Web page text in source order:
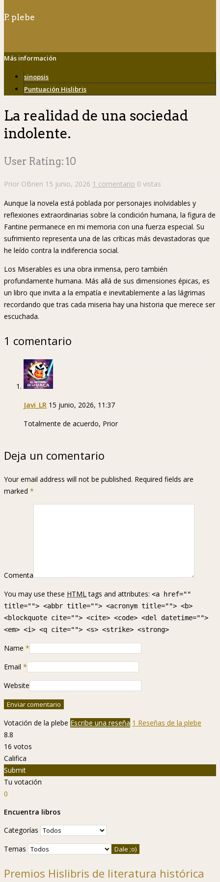
P. plebe
Más información
sinopsis
Puntuación Hislibris
La realidad de una sociedad
indolente.
User Rating: 10
Prior OBrien 15 junio, 2026 1 comentario 0 vistas
Aunque la novela está poblada por personajes inolvidables y
reflexiones extraordinarias sobre la condición humana, la figura de
Fantine permanece en mi memoria con una fuerza especial. Su
sufrimiento representa una de las críticas más devastadoras que
he leído contra la indiferencia social.
Los Miserables es una obra inmensa, pero también
profundamente humana. Más allá de sus dimensiones épicas, es
un libro que invita a la empatía e inevitablemente a las lágrimas
recordando que tras cada miseria hay una historia que merece ser
escuchada.
1 comentario
Javi_LR 15 junio, 2026, 11:37
Totalmente de acuerdo, Prior
Deja un comentario
Your email address will not be published. Required fields are
marked *
Comenta
You may use these HTMLtags and attributes: <a href=""
title=""> <abbr title=""> <acronym title=""> <b>
<blockquote cite=""> <cite> <code> <del datetime="">
<em> <i> <q cite=""> <s> <strike> <strong>
Name *
Email *
Website
Votación de la plebe Escribe una reseña 1 Reseñas de la plebe
8.8
16 votos
Califica
Submit
Tu votación
0
Encuentra libros
Categorías
Temas
Premios Hislibris de literatura histórica